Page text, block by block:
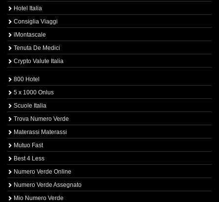
Hotel Italia
Consiglia Viaggi
iMontascale
Tenuta De Medici
Crypto Valute Italia
800 Hotel
5 x 1000 Onlus
Scuole Italia
Trova Numero Verde
Materassi Materassi
Mutuo Fast
Best 4 Less
Numero Verde Online
Numero Verde Assegnato
Mio Numero Verde